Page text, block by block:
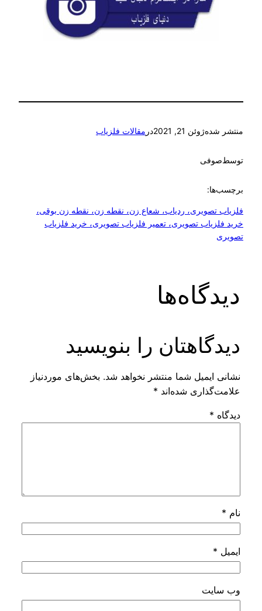
منتشر شدهژوئن 21, 2021 در مقالات فلزیاب
توسطصوفی
برچسب‌ها:
فلزیاب تصویری، ردیاب، شعاع زن، نقطه زن، نقطه زن بوقی،
خرید فلزیاب تصویری، تعمیر فلزیاب تصویری، خرید فلزیاب
تصویری
دیدگاه‌ها
دیدگاهتان را بنویسید
نشانی ایمیل شما منتشر نخواهد شد. بخش‌های موردنیاز
علامت‌گذاری شده‌اند *
دیدگاه *
نام *
ایمیل *
وب‌ سایت